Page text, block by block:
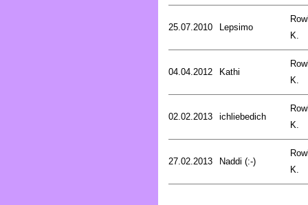
25.07.2010 Lepsimo
K.
04.04.2012 Kathi
K.
02.02.2013 ichliebedich
K.
27.02.2013 Naddi (:-)
K.